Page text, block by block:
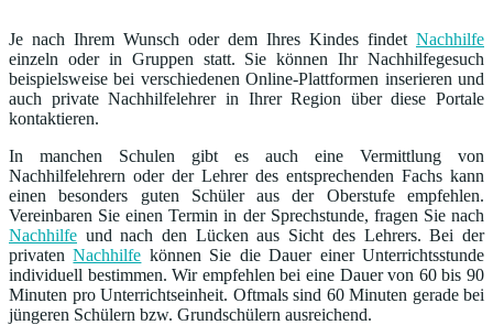
Je nach Ihrem Wunsch oder dem Ihres Kindes findet Nachhilfe
einzeln oder in Gruppen statt. Sie können Ihr Nachhilfegesuch
beispielsweise bei verschiedenen Online-Plattformen inserieren und
auch private Nachhilfelehrer in Ihrer Region über diese Portale
kontaktieren.
In manchen Schulen gibt es auch eine Vermittlung von
Nachhilfelehrern oder der Lehrer des entsprechenden Fachs kann
einen besonders guten Schüler aus der Oberstufe empfehlen.
Vereinbaren Sie einen Termin in der Sprechstunde, fragen Sie nach
Nachhilfe und nach den Lücken aus Sicht des Lehrers. Bei der
privatenNachhilfe können Sie die Dauer einer Unterrichtsstunde
individuell bestimmen. Wir empfehlen bei eine Dauer von 60 bis 90
Minuten pro Unterrichtseinheit. Oftmals sind 60 Minuten gerade bei
jüngeren Schülern bzw. Grundschülern ausreichend.